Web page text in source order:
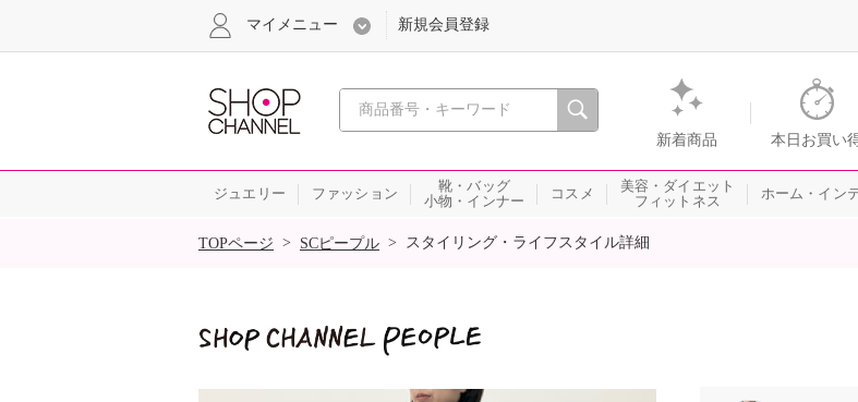
心おどる、瞬間を。通販・テレビショッピングのショップチャン
新着商品 本日お買い
マイメニュー 新規会員登録
ジュエリー ファッション
靴・バッグ
小物・インナー
コスメ
美容・ダイエット
フィットネス
ホーム・イン
SALE
TOPページ > SCピープル > スタイリング・ライフスタイル詳細